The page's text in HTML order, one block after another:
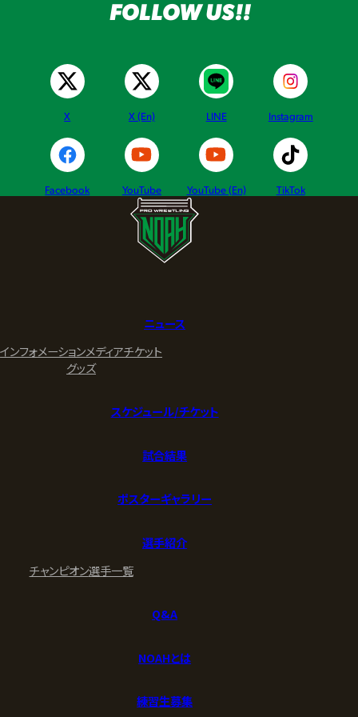
FOLLOW US!!
X X (En) LINE Instagram
Facebook YouTube YouTube (En) TikTok
ニュース
インフォメーションメディアチケット
グッズ
スケジュール/チケット
試合結果
ポスターギャラリー
選手紹介
チャンピオン選手一覧
Q&A
NOAHとは
練習生募集